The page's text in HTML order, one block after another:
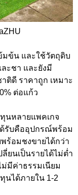
มข้น และใช้วัตถุดิบ
ะชา และยังมี
ติดี ราคาถูก เหมาะ
ต่อแก้ว
นหลายแพคเกจ
ด้รับคืออุปกรณ์พร้อม
ร้อมชงขายได้กว่า
ยนเป็นรายได้ไม่ต่ำ
มีค่าธรรมเนียม
นได้ภายใน 1-2